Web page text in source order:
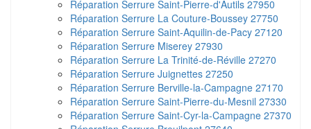
Réparation Serrure Saint-Pierre-d'Autils 27950
Réparation Serrure La Couture-Boussey 27750
Réparation Serrure Saint-Aquilin-de-Pacy 27120
Réparation Serrure Miserey 27930
Réparation Serrure La Trinité-de-Réville 27270
Réparation Serrure Juignettes 27250
Réparation Serrure Berville-la-Campagne 27170
Réparation Serrure Saint-Pierre-du-Mesnil 27330
Réparation Serrure Saint-Cyr-la-Campagne 27370